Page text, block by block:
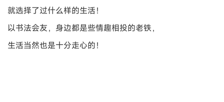
就选择了过什么样的生活！
以书法会友，身边都是些情趣相投的老铁，
生活当然也是十分走心的！